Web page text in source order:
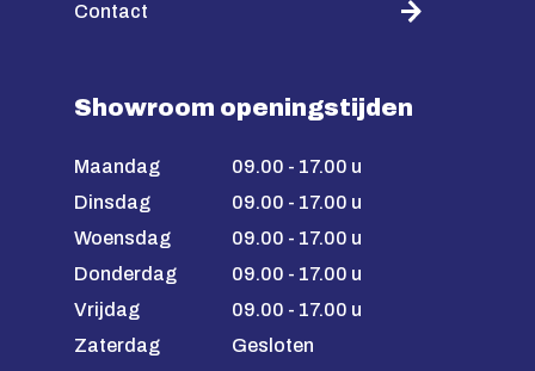
Contact
Showroom openingstijden
Maandag
09.00 - 17.00 u
Dinsdag
09.00 - 17.00 u
Woensdag
09.00 - 17.00 u
Donderdag
09.00 - 17.00 u
Vrijdag
09.00 - 17.00 u
Zaterdag
Gesloten